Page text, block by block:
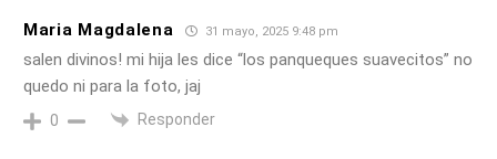
Maria Magdalena 31 mayo, 2025 9:48 pm
salen divinos! mi hija les dice “los panqueques suavecitos” no
quedo ni para la foto, jaj
0 Responder